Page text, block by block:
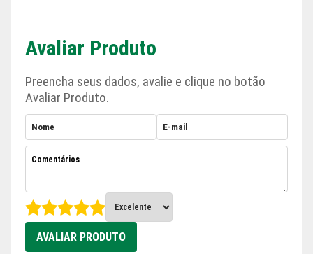
Avaliar Produto
Preencha seus dados, avalie e clique no botão
Avaliar Produto.
AVALIAR PRODUTO